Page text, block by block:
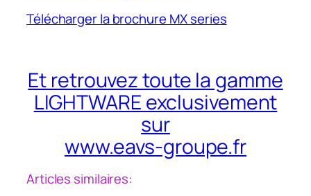
Télécharger la brochure MX series
Et retrouvez toute la gamme
LIGHTWARE exclusivement
sur
www.eavs-groupe.fr
Articles similaires: